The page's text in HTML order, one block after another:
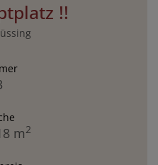
!!
m2